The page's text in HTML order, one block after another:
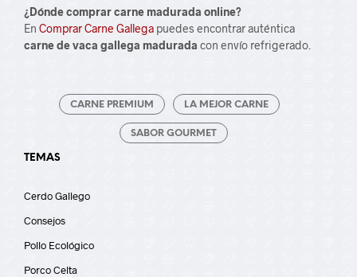
¿Dónde comprar carne madurada online?
En Comprar Carne Gallega puedes encontrar auténtica
carne de vaca gallega madurada con envío refrigerado.
CARNE PREMIUM LA MEJOR CARNE
SABOR GOURMET
TEMAS
Cerdo Gallego
Consejos
Pollo Ecológico
Porco Celta